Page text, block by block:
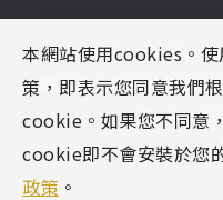
© Caesar
圖片及文字為凱撒衛
Designed
本網站使用cookies。
策，即表示您同意我們
cookie。如果您不同意
cookie即不會安裝於您
政策 。